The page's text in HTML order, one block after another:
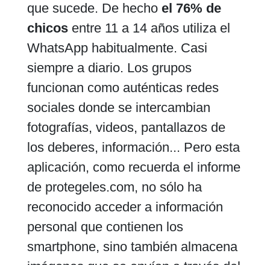
que sucede. De hecho el 76% de
chicos entre 11 a 14 años utiliza el
WhatsApp habitualmente. Casi
siempre a diario. Los grupos
funcionan como auténticas redes
sociales donde se intercambian
fotografías, videos, pantallazos de
los deberes, información... Pero esta
aplicación, como recuerda el informe
de protegeles.com, no sólo ha
reconocido acceder a información
personal que contienen los
smartphone, sino también almacena